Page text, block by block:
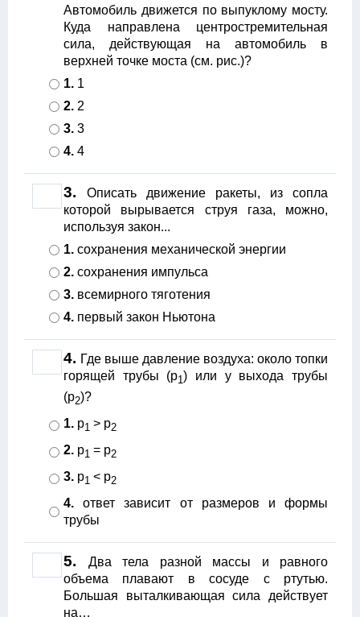
Автомобиль движется по выпуклому мосту.
Куда направлена центростремительная
сила, действующая на автомобиль в
верхней точке моста (см. рис.)?
1. 1
2. 2
3. 3
4. 4
3.
Описать движение ракеты, из сопла
которой вырывается струя газа, можно,
используя закон...
1. сохранения механической энергии
2. сохранения импульса
3. всемирного тяготения
4. первый закон Ньютона
4. Где выше давление воздуха: около топки
горящей трубы (р1) или у выхода трубы
(р2)?
1. р1 > р2
2. р1 = р2
3. р1 < р2
4. ответ зависит от размеров и формы
трубы
5.
Два тела разной массы и равного
объема плавают в сосуде с ртутью.
Большая выталкивающая сила действует
на…